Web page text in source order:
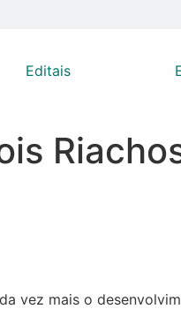
Editais
vez mais o